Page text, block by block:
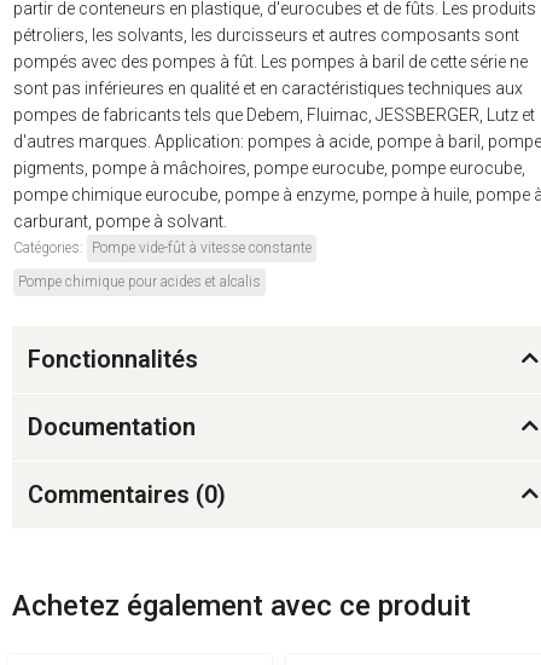
partir de conteneurs en plastique, d'eurocubes et de fûts. Les produits
pétroliers, les solvants, les durcisseurs et autres composants sont
pompés avec des pompes à fût. Les pompes à baril de cette série ne
sont pas inférieures en qualité et en caractéristiques techniques aux
pompes de fabricants tels que Debem, Fluimac, JESSBERGER, Lutz et
d'autres marques. Application: pompes à acide, pompe à baril,
pigments, pompe à mâchoires, pompe eurocube, pompe eurocube,
pompe chimique eurocube, pompe à enzyme, pompe à huile, pompe
carburant, pompe à solvant.
Catégories:
Pompe vide-fût à vitesse constante
Pompe chimique pour acides et alcalis
Fonctionnalités
Documentation
Commentaires (0)
Achetez également avec ce produit